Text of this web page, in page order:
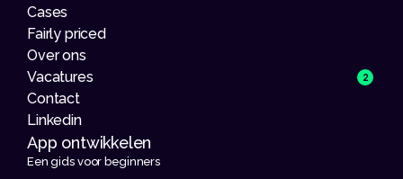
Cases
Fairly priced
Over ons
Vacatures
2
Contact
Linkedin
Een gids voor beginners